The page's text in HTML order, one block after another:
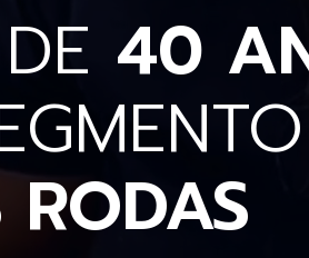
40